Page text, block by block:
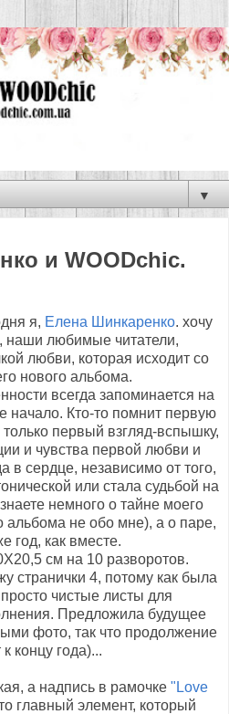
▼
и WOODchic.
я, Елена Шинкаренко. хочу
наши любимые читатели,
любви, которая исходит со
нового альбома.
всегда запоминается на
начало. Кто-то помнит первую
только первый взгляд-вспышку,
и чувства первой любви и
в сердце, независимо от того,
или стала судьбой на
немного о тайне моего
альбома не обо мне), а о паре,
год, как вместе.
см на 10 разворотов.
странички 4, потому как была
чистые листы для
Предложила будущее
фото, так что продолжение
к концу года)...
а надпись в рамочке "Love
главный элемент, который